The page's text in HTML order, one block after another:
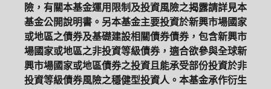
險，有關本基金運用限制及投資風險之揭露請詳見本
基金公開說明書。另本基金主要投資於新興市場國家
或地區之債券及基礎建設相關債券債券，包含新興市
場國家或地區之非投資等級債券，適合欲參與全球新
興市場國家或地區債券之投資且能承受部份投資於非
投資等級債券風險之穩健型投資人。本基金承作衍生